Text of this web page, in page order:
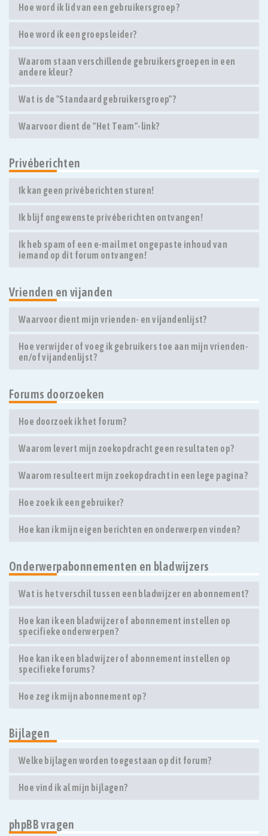
Hoe word ik lid van een gebruikersgroep?
Hoe word ik een groepsleider?
Waarom staan verschillende gebruikersgroepen in een
andere kleur?
Wat is de "Standaard gebruikersgroep"?
Waarvoor dient de "Het Team"-link?
Privéberichten
Ik kan geen privéberichten sturen!
Ik blijf ongewenste privéberichten ontvangen!
Ik heb spam of een e-mail met ongepaste inhoud van
iemand op dit forum ontvangen!
Vrienden en vijanden
Waarvoor dient mijn vrienden- en vijandenlijst?
Hoe verwijder of voeg ik gebruikers toe aan mijn vrienden-
en/of vijandenlijst?
Forums doorzoeken
Hoe doorzoek ik het forum?
Waarom levert mijn zoekopdracht geen resultaten op?
Waarom resulteert mijn zoekopdracht in een lege pagina?
Hoe zoek ik een gebruiker?
Hoe kan ik mijn eigen berichten en onderwerpen vinden?
Onderwerpabonnementen en bladwijzers
Wat is het verschil tussen een bladwijzer en abonnement?
Hoe kan ik een bladwijzer of abonnement instellen op
specifieke onderwerpen?
Hoe kan ik een bladwijzer of abonnement instellen op
specifieke forums?
Hoe zeg ik mijn abonnement op?
Bijlagen
Welke bijlagen worden toegestaan op dit forum?
Hoe vind ik al mijn bijlagen?
phpBB vragen